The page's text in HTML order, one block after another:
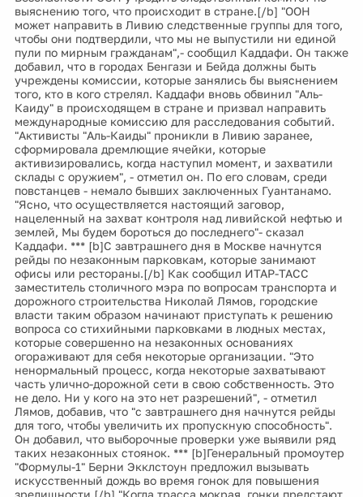
выяснению того, что происходит в стране.[/b] "ООН
может направить в Ливию следственные группы для того,
чтобы они подтвердили, что мы не выпустили ни единой
пули по мирным гражданам",- сообщил Каддафи. Он также
добавил, что в городах Бенгази и Бейда должны быть
учреждены комиссии, которые занялись бы выяснением
того, кто в кого стрелял. Каддафи вновь обвинил "Аль-
Каиду" в происходящем в стране и призвал направить
международные комиссию для расследования событий.
"Активисты "Аль-Каиды" проникли в Ливию заранее,
сформировала дремлющие ячейки, которые
активизировались, когда наступил момент, и захватили
склады с оружием", - отметил он. По его словам, среди
повстанцев - немало бывших заключенных Гуантанамо.
"Ясно, что осуществляется настоящий заговор,
нацеленный на захват контроля над ливийской нефтью и
землей, Мы будем бороться до последнего"- сказал
Каддафи. *** [b]С завтрашнего дня в Москве начнутся
рейды по незаконным парковкам, которые занимают
офисы или рестораны.[/b] Как сообщил ИТАР-ТАСС
заместитель столичного мэра по вопросам транспорта и
дорожного строительства Николай Лямов, городские
власти таким образом начинают приступать к решению
вопроса со стихийными парковками в людных местах,
которые совершенно на незаконных основаниях
огораживают для себя некоторые организации. "Это
ненормальный процесс, когда некоторые захватывают
часть улично-дорожной сети в свою собственность. Это
не дело. Ни у кого на это нет разрешений", - отметил
Лямов, добавив, что "с завтрашнего дня начнутся рейды
для того, чтобы увеличить их пропускную способность".
Он добавил, что выборочные проверки уже выявили ряд
таких незаконных стоянок. *** [b]Генеральный промоутер
"Формулы-1" Берни Экклстоун предложил вызывать
искусственный дождь во время гонок для повышения